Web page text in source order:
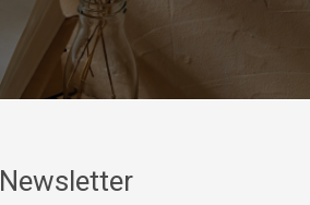
Newsletter